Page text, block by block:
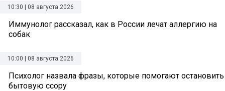
10:30 | 08 августа 2026
Иммунолог рассказал, как в России лечат аллергию на
собак
10:00 | 08 августа 2026
Психолог назвала фразы, которые помогают остановить
бытовую ссору